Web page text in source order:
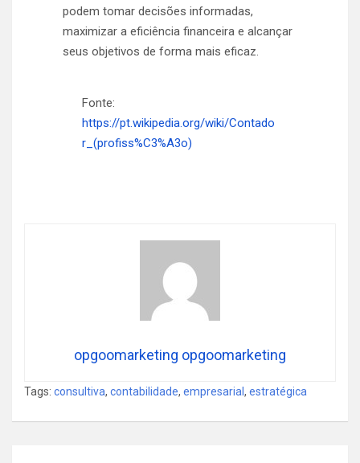
podem tomar decisões informadas,
maximizar a eficiência financeira e alcançar
seus objetivos de forma mais eficaz.
Fonte:
https://pt.wikipedia.org/wiki/Contado
r_(profiss%C3%A3o)
opgoomarketing opgoomarketing
Tags: consultiva, contabilidade, empresarial, estratégica